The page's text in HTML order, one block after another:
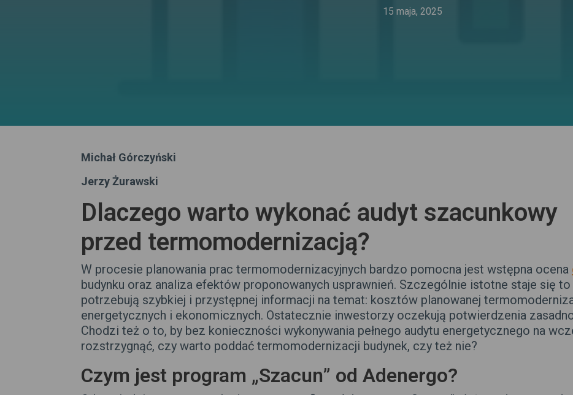
15 maja, 2025
Michał Górczyński
Jerzy Żurawski
Dlaczego warto wykonać audyt szacunkowy
przed termomodernizacją?
W procesie planowania prac termomodernizacyjnych bardzo pomocna jest wstępna ocena
budynku oraz analiza efektów proponowanych usprawnień. Szczególnie istotne staje się
potrzebują szybkiej i przystępnej informacji na temat: kosztów planowanej
energetycznych i ekonomicznych. Ostatecznie inwestorzy oczekują potwierdzenia
Chodzi też o to, by bez konieczności wykonywania pełnego audytu energetycznego na
rozstrzygnąć, czy warto poddać termomodernizacji budynek, czy też nie?
Czym jest program „Szacun” od Adenergo?